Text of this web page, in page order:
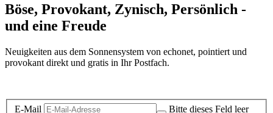
Böse, Provokant, Zynisch, Persönlich -
und eine Freude
Neuigkeiten aus dem Sonnensystem von echonet, pointiert und
provokant direkt und gratis in Ihr Postfach.
E-Mail
Bitte dieses Feld leer